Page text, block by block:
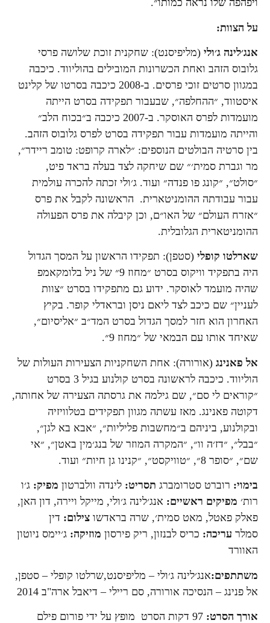
ויפהפה שלו נראה כמותו״.
על הצוות:
אנג׳לינה ג׳ולי (מליפיסנט): שחקנית זוכת שלושה פרסי
גלובוס הזהב ואחת הכשרונות המובילים בהוליווד. כיכבה
במגוון סרטים זוכי פרסים. ב-2008 כיכבה בסרטו של קלינט
איסטווד, ״ההחלפה״, שבעבור תפקידה בסרט הייתה
מועמדות לפרס האוסקר. ב-2007 כיכבה ב״בכוח הלב״
והייתה מועמדות עבור תפקידה בסרט לפרס גלובוס הזהב.
בין סרטיה הבולטים הנוספים: ״לארה קרופט: טומב ריידר״,
מר וגברת סמית׳״ שם שיחקה לצד בעלה בראד פיט,
״סולט״, ״קונג פו פנדה״ ועוד. ג׳ולי זכתה להכרה עולמית
עבור עבודתה ההומניטארית. הראשונה לקבל את פרס
״אזרח העולם״ של האו״ם, וכן קיבלה את פרס הפעולה
ההומניטארית הגלובלית.
שארלטו קופלי (סטפן): תפקידו הראשון על המסך הגדול
היה בתפקיד וויקוס בסרט ״מחוז 9״ של ניל בלומקאמפ
שהיה מועמד לאוסקר. ידוע גם מתפקידו בסרט ״צוות
לעניין״ שם כיכב לצד ליאם ניסן ובראדלי קופר. בקיץ
האחרון הוא חזר למסך הגדול בסרט המד״ב ״אליסיום״,
שאיחד אותו עם הבמאי של ״מחוז 9״.
אל פאנינג (אורורה): אחת השחקניות הצעירות העולות של
הוליווד. כיכבה לראשונה בסרט קולנוע בגיל 3 בסרט
״קוראים לי סם״, שם גילמה את גרסתה הצעירה של אחותה,
דקוטה פאנינג. מאז עשתה מגוון תפקידים בטלוויזיה
ובקולנוע, ביניהם ב״מחשבות פליליות״, ״אבא בא לגן״,
״בבל״, ״דז׳ה וו״, ״המקרה המוזר של בנג׳מין באטן״, ״אי
שם״, ״סופר 8״, ״טוויקסט״, ״קנינו גן חיות״ ועוד.
בימוי: רוברט סטרומברג תסריט: לינדה וולברטון מפיק: ג׳ו
רות׳ מפיקים ראשיים: אנג׳לינה ג׳ולי, מייקל ויירה, דון האן,
פאלק פאטל, מאט סמית׳, שרה בראדשו צילום: דין
סמלר עריכה: כריס לבנזון, ריק פירסון מוזיקה: ג׳יימס ניוטון
האוורד
משתתפים:אנג׳לינה ג׳ולי – מליפיסנט,שרלטו קופלי – סטפן,
אל פנינג – הנסיכה אורורה, סם ריילי – דיאבל ארה"ב 2014
אורך הסרט:
97 דקות הסרט מופץ על ידי פורום פילם